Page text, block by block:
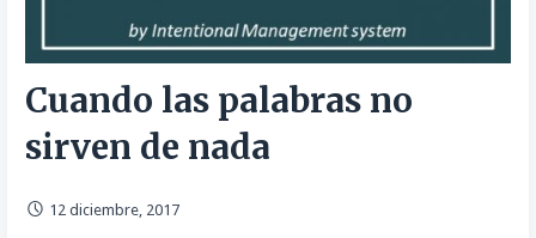
Cuando las palabras no
sirven de nada
12 diciembre, 2017